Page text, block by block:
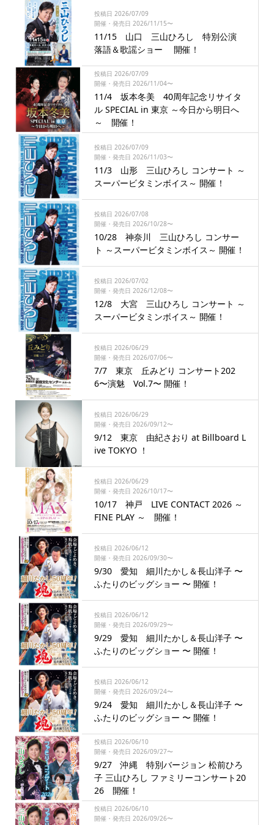
投稿日 2026/07/09
開催・発売日 2026/11/15〜
11/15 山口 三山ひろし 特別公演
落語＆歌謡ショー 開催！
投稿日 2026/07/09
開催・発売日 2026/11/04〜
11/4 坂本冬美 40周年記念リサイタ
ル SPECIAL in 東京 ～今日から明日へ
～ 開催！
投稿日 2026/07/09
開催・発売日 2026/11/03〜
11/3 山形 三山ひろし コンサート ～
スーパービタミンボイス～ 開催！
投稿日 2026/07/08
開催・発売日 2026/10/28〜
10/28 神奈川 三山ひろし コンサー
ト ～スーパービタミンボイス～ 開催！
投稿日 2026/07/02
開催・発売日 2026/12/08〜
12/8 大宮 三山ひろし コンサート ～
スーパービタミンボイス～ 開催！
投稿日 2026/06/29
開催・発売日 2026/07/06〜
7/7 東京 丘みどり コンサート202
6〜演魅 Vol.7〜 開催！
投稿日 2026/06/29
開催・発売日 2026/09/12〜
9/12 東京 由紀さおり at Billboard L
ive TOKYO ！
投稿日 2026/06/29
開催・発売日 2026/10/17〜
10/17 神戸 LIVE CONTACT 2026 ～
FINE PLAY ～ 開催！
投稿日 2026/06/12
開催・発売日 2026/09/30〜
9/30 愛知 細川たかし＆長山洋子 〜
ふたりのビッグショー 〜 開催！
投稿日 2026/06/12
開催・発売日 2026/09/29〜
9/29 愛知 細川たかし＆長山洋子 〜
ふたりのビッグショー 〜 開催！
投稿日 2026/06/12
開催・発売日 2026/09/24〜
9/24 愛知 細川たかし＆長山洋子 〜
ふたりのビッグショー 〜 開催！
投稿日 2026/06/10
開催・発売日 2026/09/27〜
9/27 沖縄 特別バージョン 松前ひろ
子 三山ひろし ファミリーコンサート20
26 開催！
投稿日 2026/06/10
開催・発売日 2026/09/26〜